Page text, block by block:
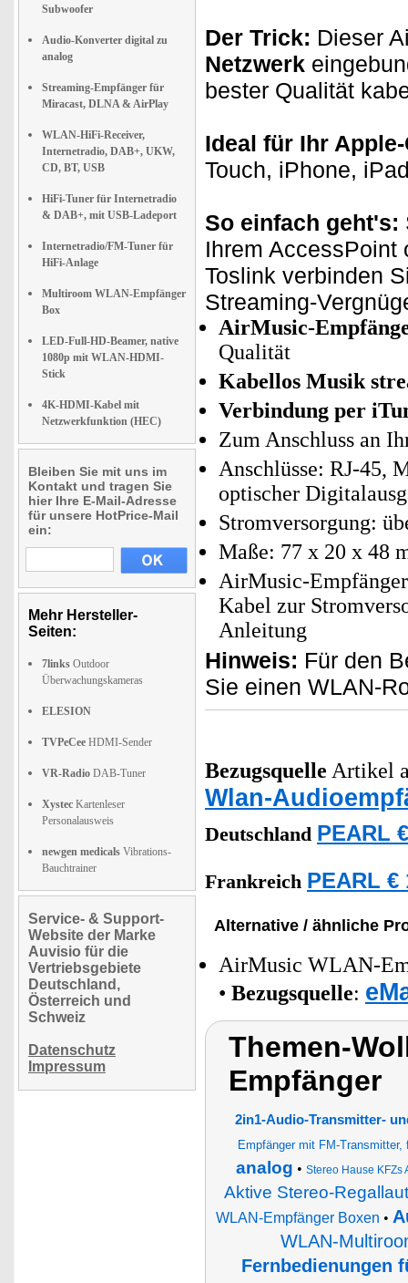
Subwoofer
Audio-Konverter digital zu
analog
Streaming-Empfänger für
Miracast, DLNA & AirPlay
WLAN-HiFi-Receiver,
Internetradio, DAB+, UKW,
CD, BT, USB
HiFi-Tuner für Internetradio
& DAB+, mit USB-Ladeport
Internetradio/FM-Tuner für
HiFi-Anlage
Multiroom WLAN-Empfänger
Box
LED-Full-HD-Beamer, native
1080p mit WLAN-HDMI-
Stick
4K-HDMI-Kabel mit
Netzwerkfunktion (HEC)
Bleiben Sie mit uns im
Kontakt und tragen Sie
hier Ihre E-Mail-Adresse
für unsere HotPrice-Mail
ein:
Mehr Hersteller-
Seiten:
7links Outdoor
Überwachungskameras
ELESION
TVPeCee HDMI-Sender
VR-Radio DAB-Tuner
Xystec Kartenleser
Personalausweis
newgen medicals Vibrations-
Bauchtrainer
Service- & Support-
Website der Marke
Auvisio für die
Vertriebsgebiete
Deutschland,
Österreich und
Schweiz
Datenschutz
Impressum
Der Trick: Dieser
Netzwerk
bester Qualität
Ideal für Ihr
Touch, iPhone,
So einfach geht's:
Ihrem AccessPoint
Toslink verbinden
Streaming-
AirMusic-
Qualität
Kabellos Musik
Verbindung per
Zum Anschluss an
Anschlüsse: RJ-45,
optischer
Stromversorgung:
Maße: 77 x 20 x 48
AirMusic-
Kabel zur
Anleitung
Hinweis: Für den
Sie einen WLAN-
Bezugsquelle Artikel
Wlan-
Deutschland PEARL
Frankreich PEARL €
Alternative / ähnliche
AirMusic WLAN-
• Bezugsquelle:
Themen-
Empfänger
2in1-Audio-Transmitter-
Empfänger mit FM-
analog • Stereo Hause KFZs
Aktive Stereo-
WLAN-Empfänger Boxen •
WLAN-
Fernbedienungen